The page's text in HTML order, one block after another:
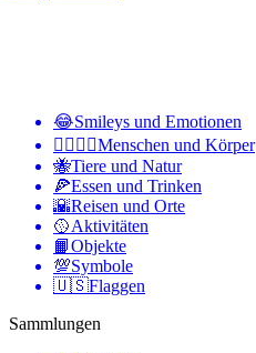
😂Smileys und Emotionen
👩‍❤️‍💋‍👨Menschen und Körper
🐝Tiere und Natur
🍕Essen und Trinken
🌇Reisen und Orte
🥎Aktivitäten
📙Objekte
💯Symbole
🇺🇸Flaggen
Sammlungen